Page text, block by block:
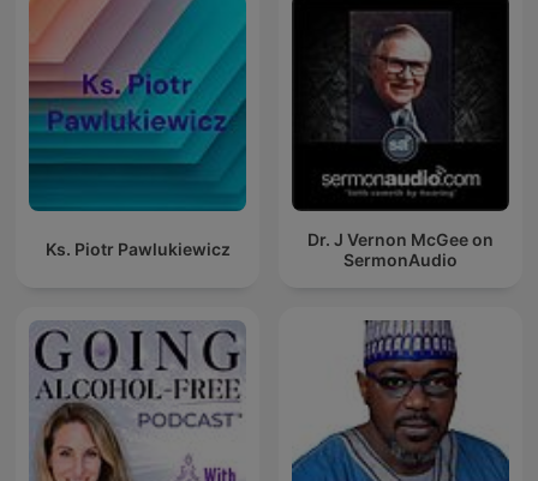
Ks. Piotr Pawlukiewicz
Dr. J Vernon McGee on
SermonAudio